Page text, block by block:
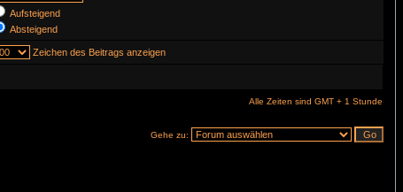
Aufsteigend
Absteigend
Zeichen des Beitrags anzeigen
Alle Zeiten sind GMT + 1 Stunde
Gehe zu: